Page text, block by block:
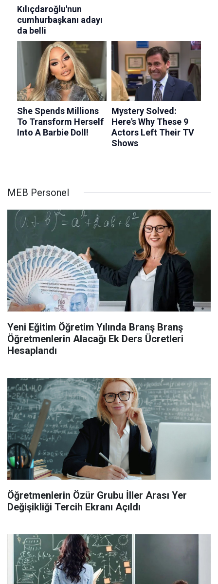
MEB Personel
Yeni Eğitim Öğretim Yılında Branş Branş
Öğretmenlerin Alacağı Ek Ders Ücretleri
Hesaplandı
Öğretmenlerin Özür Grubu İller Arası Yer
Değişikliği Tercih Ekranı Açıldı